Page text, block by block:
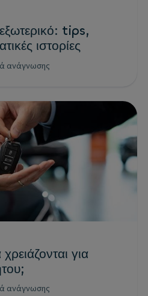
tips,
ιστορίες
ανάγνωσης
για
ανάγνωσης